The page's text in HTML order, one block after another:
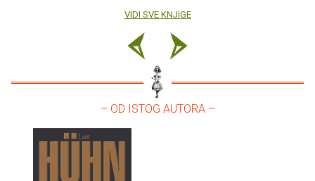
VIDI SVE KNJIGE
– OD ISTOG AUTORA –